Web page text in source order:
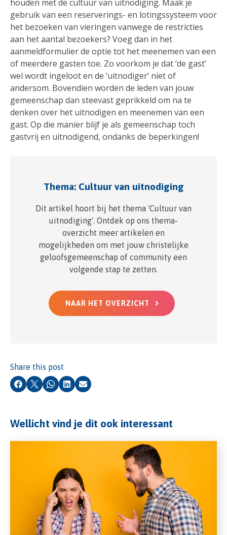
houden met de cultuur van uitnodiging. Maak je
gebruik van een reserverings- en lotingssysteem voor
het bezoeken van vieringen vanwege de restricties
aan het aantal bezoekers? Voeg dan in het
aanmeldformulier de optie tot het meenemen van een
of meerdere gasten toe. Zo voorkom je dat ‘de gast’
wel wordt ingeloot en de ‘uitnodiger’ niet of
andersom. Bovendien worden de leden van jouw
gemeenschap dan steevast geprikkeld om na te
denken over het uitnodigen en meenemen van een
gast. Op die manier blijf je als gemeenschap toch
gastvrij en uitnodigend, ondanks de beperkingen!
Thema: Cultuur van uitnodiging
Dit artikel hoort bij het thema 'Cultuur van
uitnodiging'. Ontdek op ons thema-
overzicht meer artikelen en
mogelijkheden om met jouw christelijke
geloofsgemeenschap of community een
volgende stap te zetten.
NAAR HET OVERZICHT
Share this post
Facebook
X Whatsapp
LinkedIn
Email
Wellicht vind je dit ook interessant